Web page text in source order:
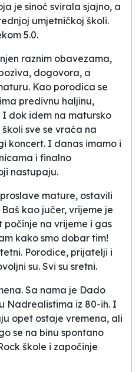
je sinoć svirala sjajno, a
umjetničkoj školi.
5.0.
raznim obavezama,
dogovora, a
Kao porodica se
predivnu haljinu,
I dok idem na matursko
sve se vraća na
koncert. I danas imamo i
i finalno
nastupaju.
mature, ostavili
kao jučer, vrijeme je
počinje na vrijeme i gas
kako smo dobar tim!
Porodice, prijatelji i
su. Svi su sretni.
Sa nama je Dado
Nadrealistima iz 80-ih. I
opet ostaje vremena, ali
se na binu spontano
škole i započinje